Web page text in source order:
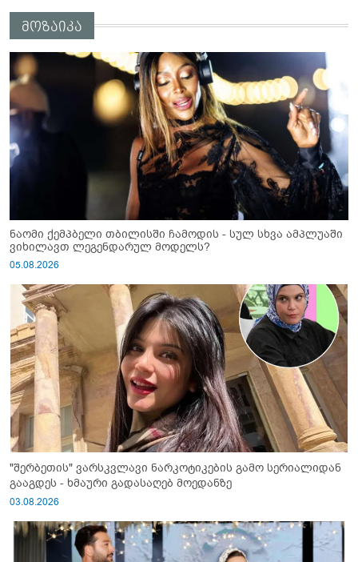
მოზაიკა
ნაომი ქემპბელი თბილისში ჩამოდის - სულ სხვა ამპლუაში
ვიხილავთ ლეგენდარულ მოდელს?
05.08.2026
"შერბეთის" ვარსკვლავი ნარკოტიკების გამო სერიალიდან
გააგდეს - ხმაური გადასაღებ მოედანზე
03.08.2026